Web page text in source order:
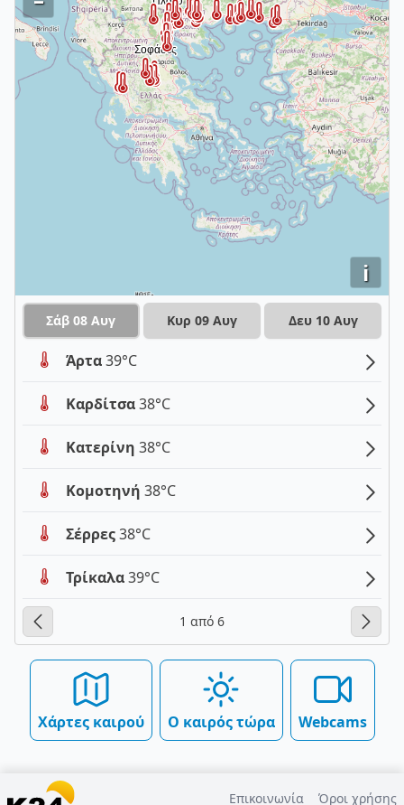
i
Σάβ 08 Αυγ Κυρ 09 Αυγ Δευ 10 Αυγ
Άρτα39°C
Καρδίτσα38°C
Κατερίνη 38°C
Κομοτηνή 38°C
Σέρρες38°C
Τρίκαλα39°C
1 από 6
Χάρτες καιρού Ο καιρός τώρα Webcams
Επικοινωνία Όροι χρήσης